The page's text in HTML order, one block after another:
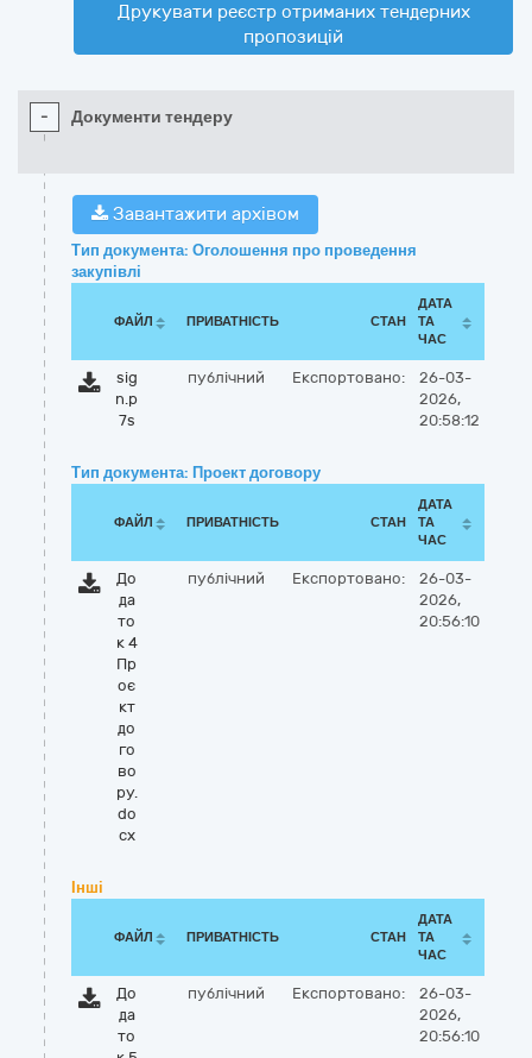
Друкувати реєстр отриманих тендерних
пропозицій
- Документи тендеру
Завантажити архівом
Тип документа: Оголошення про проведення
закупівлі
ФАЙЛ ПРИВАТНІСТЬ СТАН
ДАТА
ТА
ЧАС
sig
n.p
7s
публічний Експортовано:
26-03-
2026,
20:58:12
Тип документа: Проект договору
ФАЙЛ ПРИВАТНІСТЬ СТАН
ДАТА
ТА
ЧАС
До
да
то
к 4
Пр
оє
кт
до
го
во
ру.
do
cx
публічний Експортовано:
26-03-
2026,
20:56:10
Інші
ФАЙЛ ПРИВАТНІСТЬ СТАН
ДАТА
ТА
ЧАС
До
да
то
публічний Експортовано:
26-03-
2026,
20:56:10